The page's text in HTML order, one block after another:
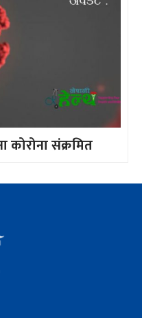
कोरोना संक्रमित